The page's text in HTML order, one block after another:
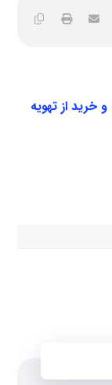
خرید از تهویه